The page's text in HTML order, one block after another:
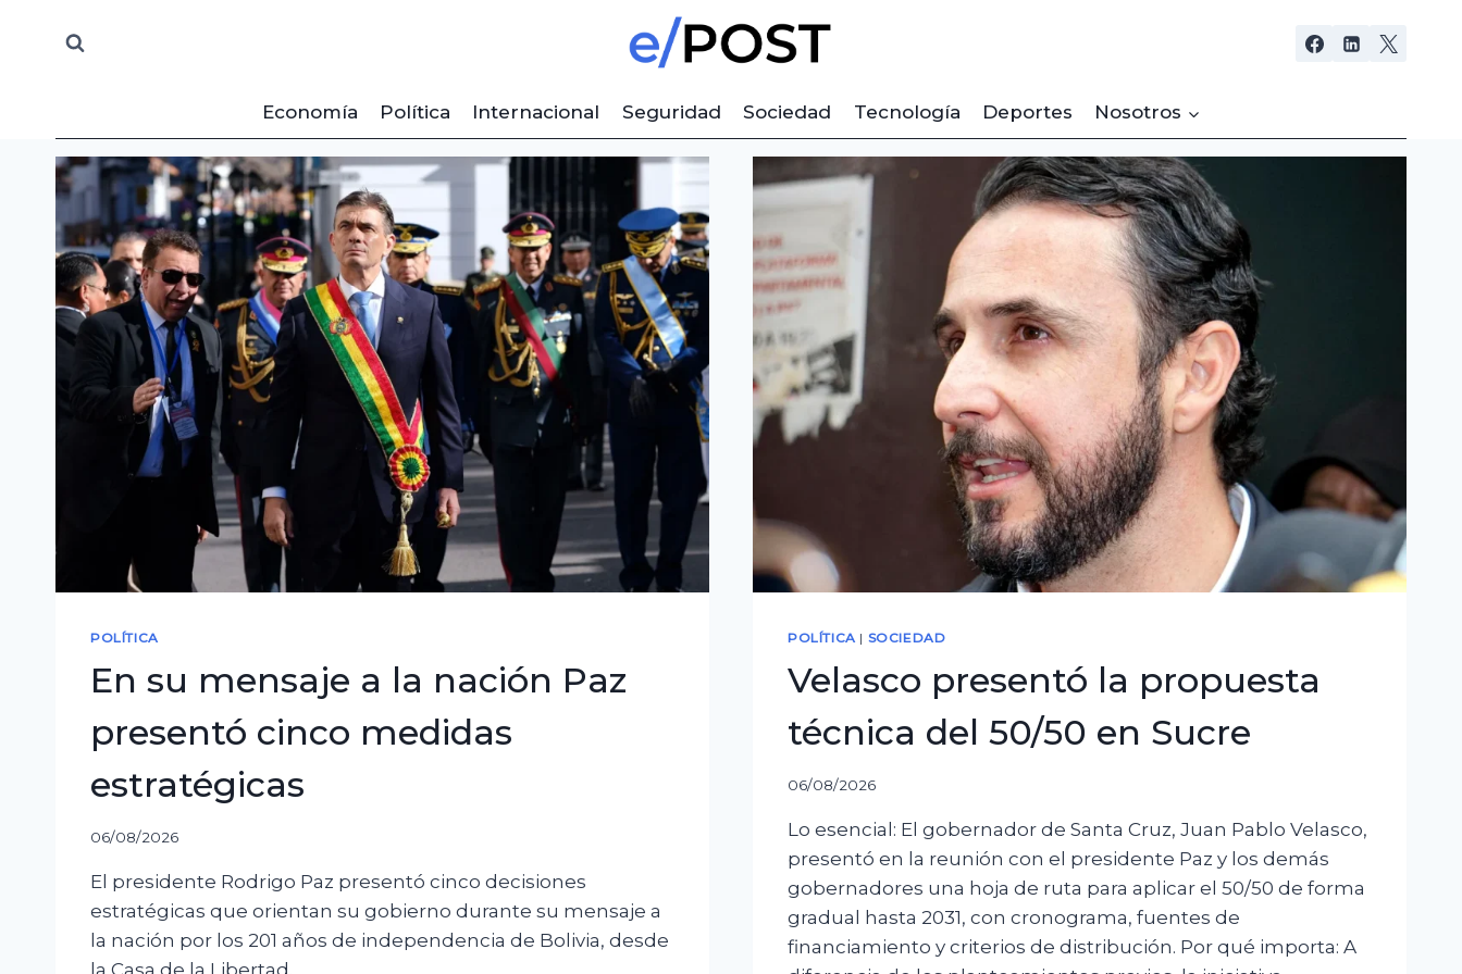
Economía
Política Internacional Seguridad Sociedad Tecnología Deportes Nosotros
POLÍTICA
En su mensaje a la nación Paz
presentó cinco medidas
estratégicas
06/08/2026
El presidente Rodrigo Paz presentó cinco decisiones
estratégicas que orientan su gobierno durante su mensaje a
la nación por los 201 años de independencia de Bolivia, desde
la Casa de la Libertad.
POLÍTICA | SOCIEDAD
Velasco presentó la propuesta
técnica del 50/50 en Sucre
06/08/2026
Lo esencial: El gobernador de Santa Cruz, Juan Pablo Velasco,
presentó en la reunión con el presidente Paz y los demás
gobernadores una hoja de ruta para aplicar el 50/50 de forma
gradual hasta 2031, con cronograma, fuentes de
financiamiento y criterios de distribución. Por qué importa: A